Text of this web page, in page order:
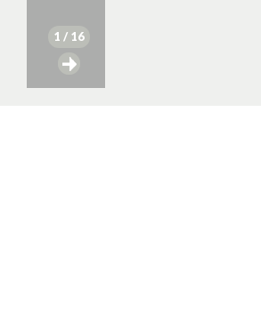
1 / 16